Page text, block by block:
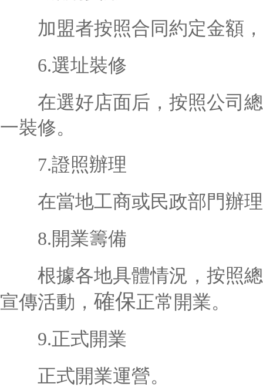
加盟者按照合同約定金額，
6.選址裝修
在選好店面后，按照公司總
一裝修。
7.證照辦理
在當地工商或民政部門辦理
8.開業籌備
根據各地具體情況，按照總
宣傳活動， 確保正常開業。
9.正式開業
正式開業運營。